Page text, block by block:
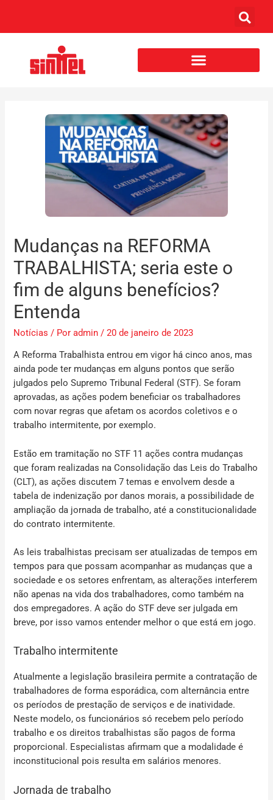
Mudanças na REFORMA
TRABALHISTA; seria este o
fim de alguns benefícios?
Entenda
Notícias / Poradmin /20 de janeiro de 2023
A Reforma Trabalhista entrou em vigor há cinco anos, mas
ainda pode ter mudanças em alguns pontos que serão
julgados pelo Supremo Tribunal Federal (STF). Se foram
aprovadas, as ações podem beneficiar os trabalhadores
com novar regras que afetam os acordos coletivos e o
trabalho intermitente, por exemplo.
Estão em tramitação no STF 11 ações contra mudanças
que foram realizadas na Consolidação das Leis do Trabalho
(CLT), as ações discutem 7 temas e envolvem desde a
tabela de indenização por danos morais, a possibilidade de
ampliação da jornada de trabalho, até a constitucionalidade
do contrato intermitente.
As leis trabalhistas precisam ser atualizadas de tempos em
tempos para que possam acompanhar as mudanças que a
sociedade e os setores enfrentam, as alterações interferem
não apenas na vida dos trabalhadores, como também na
dos empregadores. A ação do STF deve ser julgada em
breve, por isso vamos entender melhor o que está em jogo.
Trabalho intermitente
Atualmente a legislação brasileira permite a contratação de
trabalhadores de forma esporádica, com alternância entre
os períodos de prestação de serviços e de inatividade.
Neste modelo, os funcionários só recebem pelo período
trabalho e os direitos trabalhistas são pagos de forma
proporcional. Especialistas afirmam que a modalidade é
inconstitucional pois resulta em salários menores.
Jornada de trabalho